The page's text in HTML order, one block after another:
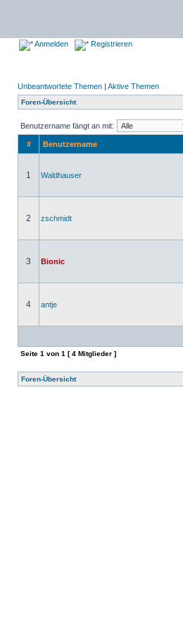
Anmelden Registrieren
Unbeantwortete Themen | Aktive Themen
Foren-Übersicht
Benutzername fängt an mit:
# Benutzername
1 Waldhauser
2 zschmidt
3 Bionic
4 antje
Seite 1 von 1 [ 4 Mitglieder ]
Foren-Übersicht